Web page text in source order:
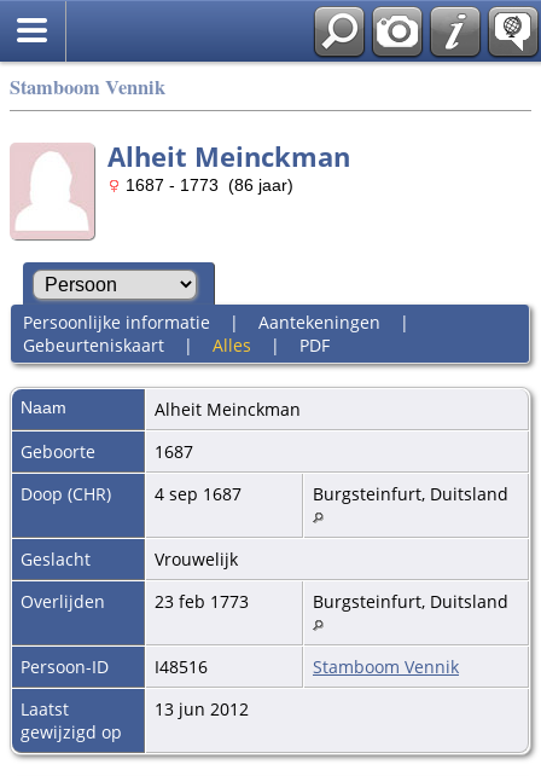
Stamboom Vennik
Alheit Meinckman
1687 - 1773 (86 jaar)
Persoonlijke informatie | Aantekeningen |
Gebeurteniskaart| Alles | PDF
Naam Alheit Meinckman
Geboorte
1687
Doop (CHR)
4 sep 1687 Burgsteinfurt, Duitsland
Geslacht
Vrouwelijk
Overlijden
23 feb 1773 Burgsteinfurt, Duitsland
Persoon-ID I48516
Stamboom Vennik
Laatst
gewijzigd op
13 jun 2012